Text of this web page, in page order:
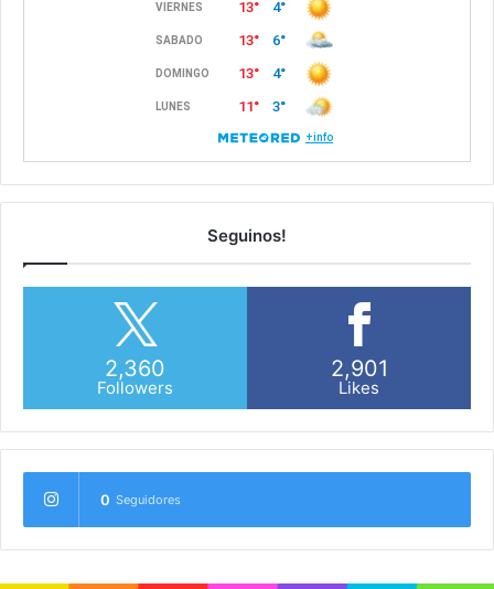
Seguinos!
2,360
Followers
2,901
Likes
0 Seguidores